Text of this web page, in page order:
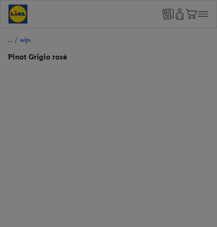
/ wijn
Pinot Grigio rosé